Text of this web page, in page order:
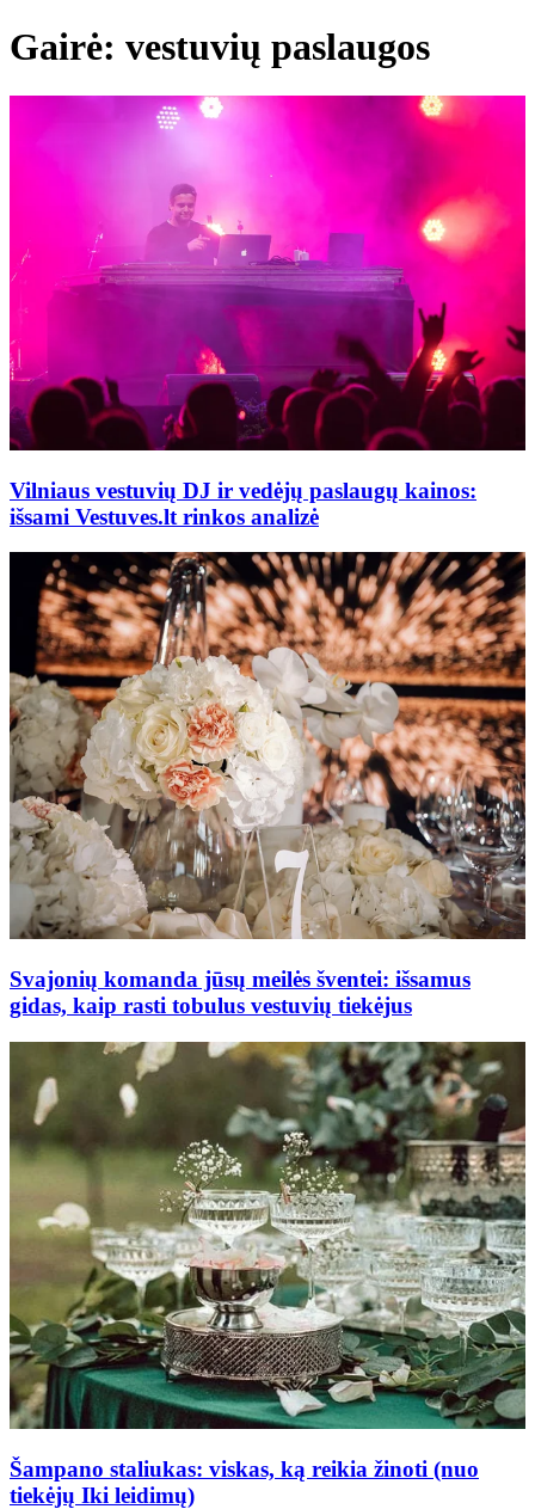
Gairė: vestuvių paslaugos
Vilniaus vestuvių DJ ir vedėjų paslaugų kainos:
išsami Vestuves.lt rinkos analizė
Svajonių komanda jūsų meilės šventei: išsamus
gidas, kaip rasti tobulus vestuvių tiekėjus
Šampano staliukas: viskas, ką reikia žinoti (nuo
tiekėjų Iki leidimų)